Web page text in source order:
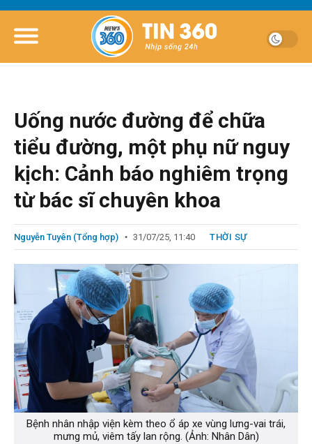
Uống nước đường để chữa
tiểu đường, một phụ nữ nguy
kịch: Cảnh báo nghiêm trọng
từ bác sĩ chuyên khoa
Nguyễn Tuyên (Tổng hợp) 31/07/25, 11:40 THỜI SỰ
Bệnh nhân nhập viện kèm theo ổ áp xe vùng lưng-vai trái,
mưng mủ, viêm tấy lan rộng. (Ảnh: Nhân Dân)